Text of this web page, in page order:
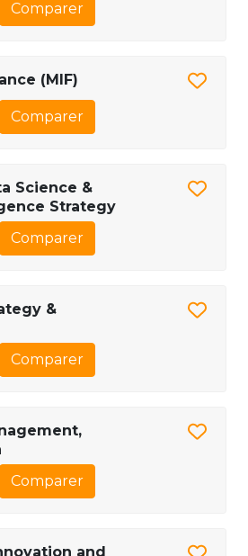
Comparer
(MIF)
Comparer
Science &
Strategy
Comparer
&
Comparer
Comparer
and